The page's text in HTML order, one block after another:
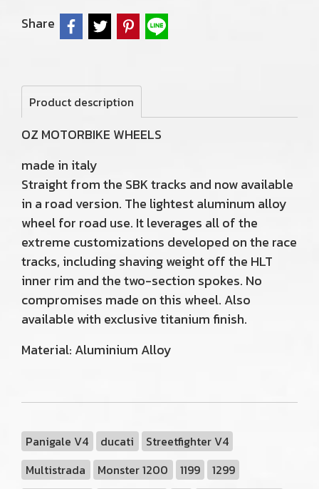
Share
Product description
OZ MOTORBIKE WHEELS
made in italy
Straight from the SBK tracks and now available
in a road version. The lightest aluminum alloy
wheel for road use. It leverages all of the
extreme customizations developed on the race
tracks, including shaving weight off the HLT
inner rim and the two-section spokes. No
compromises made on this wheel. Also
available with exclusive titanium finish.
Material: Aluminium Alloy
Panigale V4 ducati
Streetfighter V4
Multistrada
Monster 1200 1199
1299